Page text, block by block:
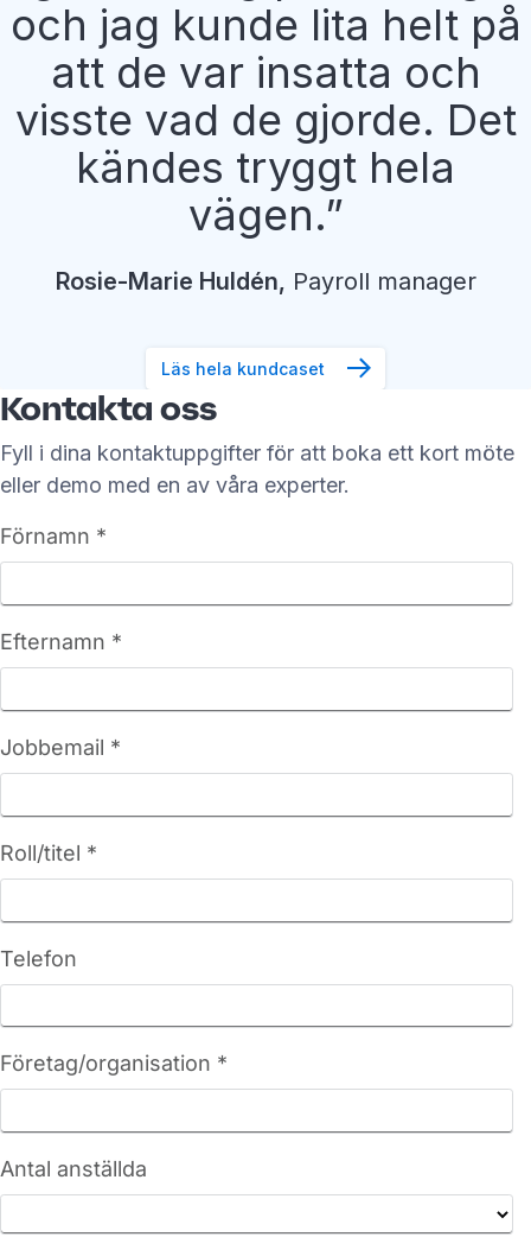
och jag kunde lita helt på
att de var insatta och
visste vad de gjorde. Det
kändes tryggt hela
vägen.
Rosie-Marie Huldén, Payroll manager
Läs hela kundcaset
Kontakta oss
Fyll i dina kontaktuppgifter för att boka ett kort möte
eller demo med en av våra experter.